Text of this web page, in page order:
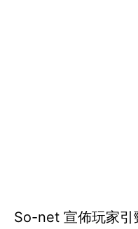
So-net 宣佈玩家引